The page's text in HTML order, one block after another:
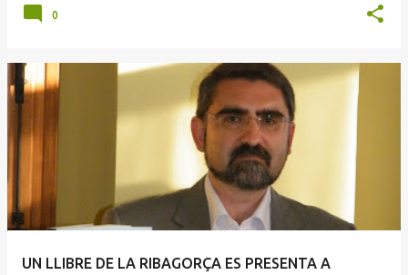
0
UN LLIBRE DE LA RIBAGORÇA ES PRESENTA A